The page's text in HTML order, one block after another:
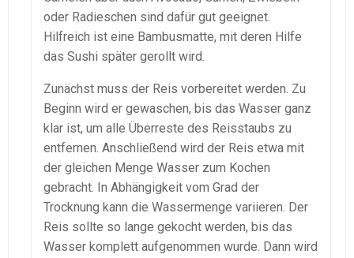
oder Radieschen sind dafür gut geeignet.
Hilfreich ist eine Bambusmatte, mit deren Hilfe
das Sushi später gerollt wird.
Zunächst muss der Reis vorbereitet werden. Zu
Beginn wird er gewaschen, bis das Wasser ganz
klar ist, um alle Überreste des Reisstaubs zu
entfernen. Anschließend wird der Reis etwa mit
der gleichen Menge Wasser zum Kochen
gebracht. In Abhängigkeit vom Grad der
Trocknung kann die Wassermenge variieren. Der
Reis sollte so lange gekocht werden, bis das
Wasser komplett aufgenommen wurde. Dann wird